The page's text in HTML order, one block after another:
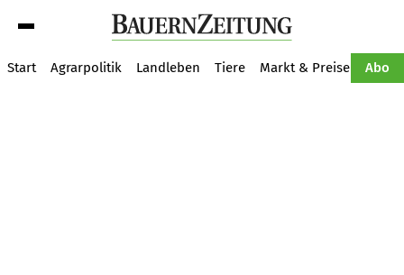
Start Agrarpolitik Landleben Tiere Markt & Preise Abo